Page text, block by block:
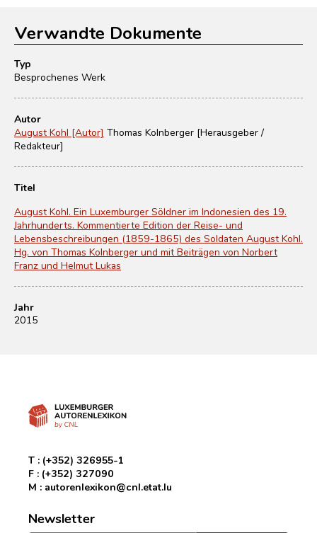
Verwandte Dokumente
Typ
Besprochenes Werk
Autor
August Kohl [Autor] Thomas Kolnberger [Herausgeber /
Redakteur]
Titel
August Kohl. Ein Luxemburger Söldner im Indonesien des 19.
Jahrhunderts. Kommentierte Edition der Reise- und
Lebensbeschreibungen (1859-1865) des Soldaten August Kohl.
Hg. von Thomas Kolnberger und mit Beiträgen von Norbert
Franz und Helmut Lukas
Jahr
2015
T : (+352) 326955-1
F : (+352) 327090
M : autorenlexikon@cnl.etat.lu
Newsletter